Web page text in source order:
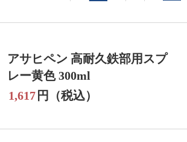
アサヒペン 高耐久鉄部用スプ
レー黄色 300ml
1,617 円（税込）